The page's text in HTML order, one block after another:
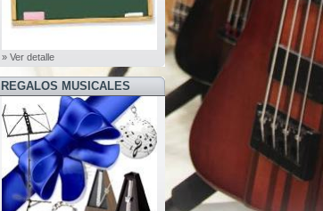
» Ver detalle
REGALOS MUSICALES